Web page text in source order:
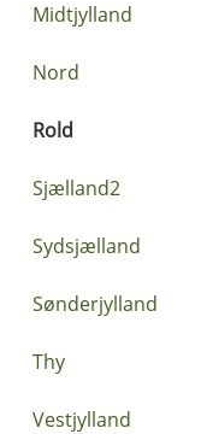
Midtjylland
Nord
Rold
Sjælland2
Sydsjælland
Sønderjylland
Thy
Vestjylland